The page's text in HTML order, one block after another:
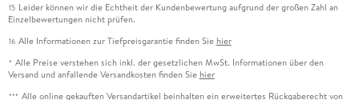
15 Leider können wir die Echtheit der Kundenbewertung aufgrund der großen Zahl an
Einzelbewertungen nicht prüfen.
16 Alle Informationen zur Tiefpreisgarantie finden Sie hier
* Alle Preise verstehen sich inkl. der gesetzlichen MwSt. Informationen über den
Versand und anfallende Versandkosten finden Sie hier
*** Alle online gekauften Versandartikel beinhalten ein erweitertes Rückgaberecht von